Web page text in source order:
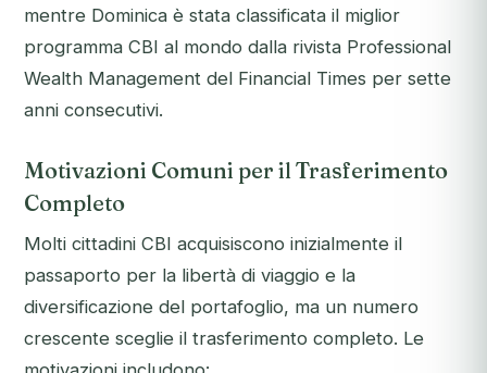
mentre Dominica è stata classificata il miglior
programma CBI al mondo dalla rivista Professional
Wealth Management del Financial Times per sette
anni consecutivi.
Motivazioni Comuni per il Trasferimento
Completo
Molti cittadini CBI acquisiscono inizialmente il
passaporto per la libertà di viaggio e la
diversificazione del portafoglio, ma un numero
crescente sceglie il trasferimento completo. Le